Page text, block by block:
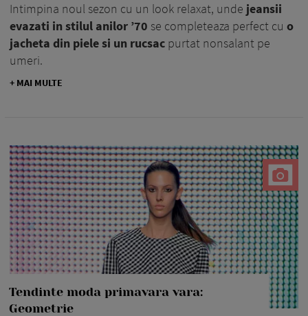
Intimpina noul sezon cu un look relaxat, unde jeansii
evazati in stilul anilor ’70 se completeaza perfect cu o
jacheta din piele si un rucsac purtat nonsalant pe
umeri.
+ MAI MULTE
Tendinte moda primavara vara:
Geometrie